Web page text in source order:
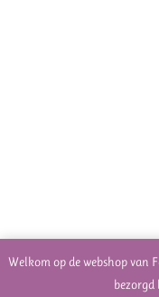
Welkom op de webshop van